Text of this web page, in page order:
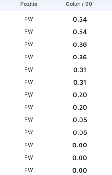
Poziție Goluri / 90'
FW
0.54
FW
0.54
FW
0.36
FW
0.36
FW
0.31
FW
0.31
FW
0.20
FW
0.20
FW
0.05
FW
0.05
FW
0.00
FW
0.00
FW
0.00